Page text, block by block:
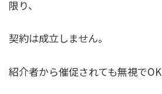
限り、
契約は成立しません。
紹介者から催促されても無視でOK